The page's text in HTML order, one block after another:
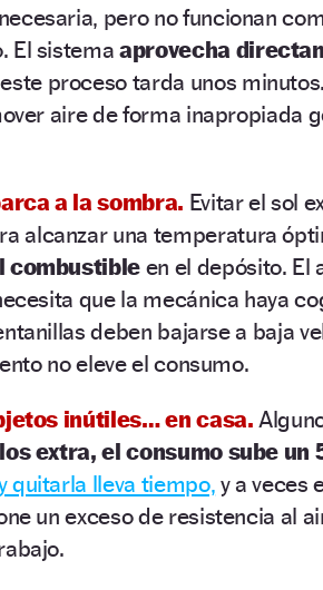
pero no funcionan
El sistemaaprovecha
proceso tarda unos
aire de forma inapropiada
a la sombra. Evitar el sol
alcanzar una temperatura
combustible en el depósito. El
que la mecánica haya
deben bajarse a baja
no eleve el consumo.
inútiles… en casa.
extra, el consumo sube un
quitarla lleva tiempo, y a veces
un exceso de resistencia al